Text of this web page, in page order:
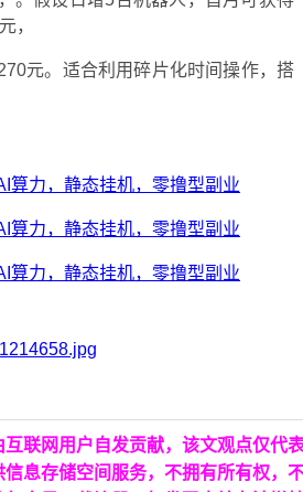
，
元。适合利用碎片化时间操作，搭
互联网用户自发贡献，该文观点仅代
息存储空间服务，不拥有所有权，